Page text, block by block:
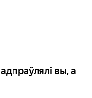
вы, а